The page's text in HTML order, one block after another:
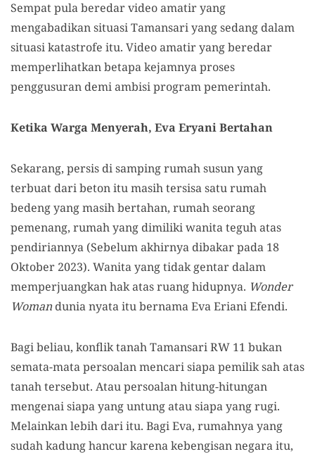
Sempat pula beredar video amatir yang
mengabadikan situasi Tamansari yang sedang dalam
situasi katastrofe itu. Video amatir yang beredar
memperlihatkan betapa kejamnya proses
penggusuran demi ambisi program pemerintah.
Ketika Warga Menyerah, Eva Eryani Bertahan
Sekarang, persis di samping rumah susun yang
terbuat dari beton itu masih tersisa satu rumah
bedeng yang masih bertahan, rumah seorang
pemenang, rumah yang dimiliki wanita teguh atas
pendiriannya (Sebelum akhirnya dibakar pada 18
Oktober 2023). Wanita yang tidak gentar dalam
memperjuangkan hak atas ruang hidupnya. Wonder
Woman dunia nyata itu bernama Eva Eriani Efendi.
Bagi beliau, konflik tanah Tamansari RW 11 bukan
semata-mata persoalan mencari siapa pemilik sah atas
tanah tersebut. Atau persoalan hitung-hitungan
mengenai siapa yang untung atau siapa yang rugi.
Melainkan lebih dari itu. Bagi Eva, rumahnya yang
sudah kadung hancur karena kebengisan negara itu,